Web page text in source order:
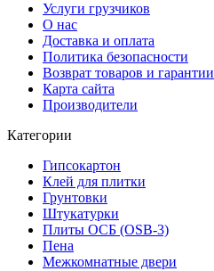
Услуги грузчиков
О нас
Доставка и оплата
Политика безопасности
Возврат товаров и гарантии
Карта сайта
Производители
Категории
Гипсокартон
Клей для плитки
Грунтовки
Штукатурки
Плиты ОСБ (OSB-3)
Пена
Межкомнатные двери